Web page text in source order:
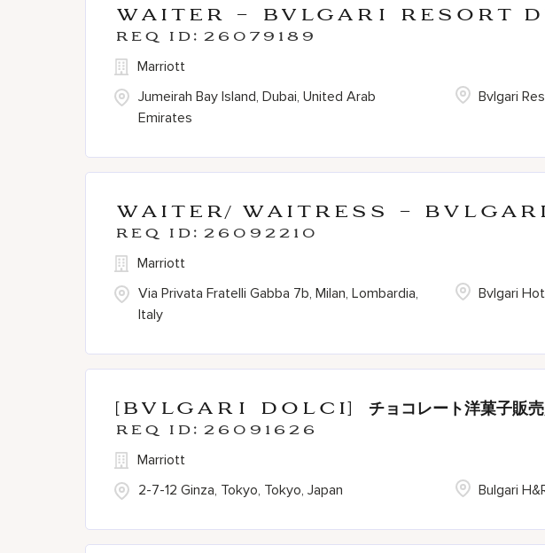
Waiter - BVLGARI Resort
26079189
Jumeirah Bay Island, Dubai, United Arab
Emirates
Marriott
Bvlgari
Waiter/ Waitress -
26092210
Via Privata Fratelli Gabba 7b, Milan, Lombardia,
Italy
Marriott
Bvlgari
[BVLGARI DOLCI] チョコレート洋菓子販売
26091626
2-7-12 Ginza, Tokyo, Tokyo, Japan
Marriott
Bulgari